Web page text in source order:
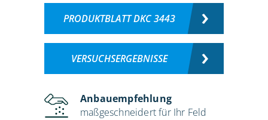
PRODUKTBLATT DKC 3443
VERSUCHSERGEBNISSE
Anbauempfehlung
maßgeschneidert für Ihr Feld